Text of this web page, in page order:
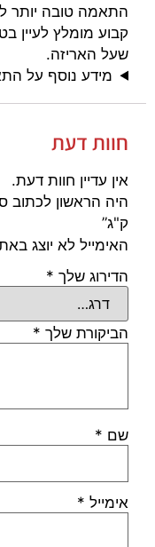
התאמה טובה יותר
קבוע מומלץ לעיין
שעל האריזה.
מידע נוסף על
חוות דעת
אין עדיין חוות דעת.
ק"ג”
האימייל לא יוצג
הדירוג שלך *
הביקורת שלך *
שם *
אימייל *